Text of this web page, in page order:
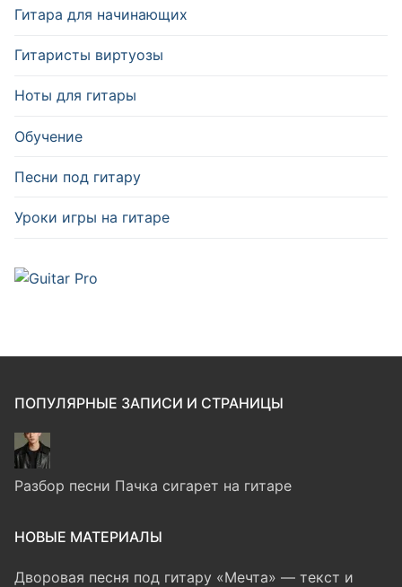
Гитара для начинающих
Гитаристы виртуозы
Ноты для гитары
Обучение
Песни под гитару
Уроки игры на гитаре
ПОПУЛЯРНЫЕ ЗАПИСИ И СТРАНИЦЫ
Разбор песни Пачка сигарет на гитаре
НОВЫЕ МАТЕРИАЛЫ
Дворовая песня под гитару «Мечта» — текст и